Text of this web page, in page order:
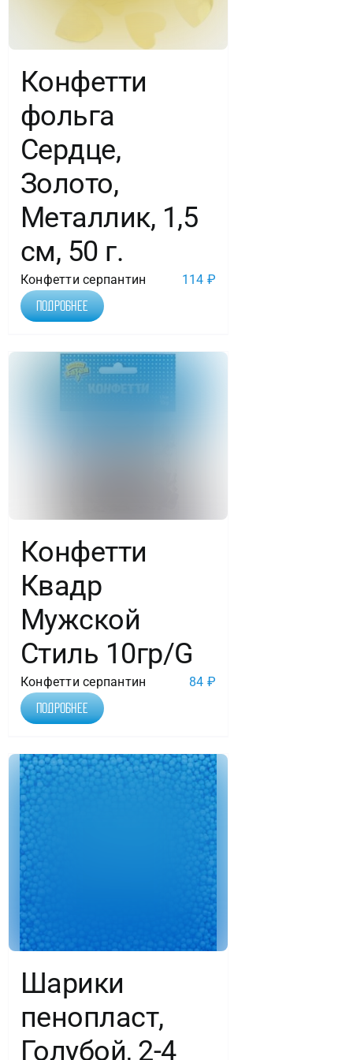
Конфетти
фольга
Сердце,
Золото,
Металлик, 1,5
см, 50 г.
Конфетти серпантин 114 ₽
Подробнее
Конфетти
Квадр
Мужской
Стиль 10гр/G
Конфетти серпантин 84 ₽
Подробнее
Шарики
пенопласт,
Голубой, 2-4